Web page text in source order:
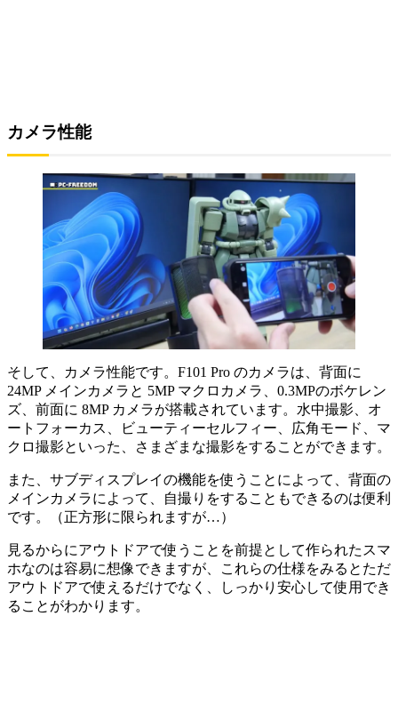
カメラ性能
そして、カメラ性能です。F101 Pro のカメラは、背面に
24MP メインカメラと 5MP マクロカメラ、0.3MPのボケレン
ズ、前面に 8MP カメラが搭載されています。水中撮影、オ
ートフォーカス、ビューティーセルフィー、広角モード、マ
クロ撮影といった、さまざまな撮影をすることができます。
また、サブディスプレイの機能を使うことによって、背面の
メインカメラによって、自撮りをすることもできるのは便利
です。（正方形に限られますが…）
見るからにアウトドアで使うことを前提として作られたスマ
ホなのは容易に想像できますが、これらの仕様をみるとただ
アウトドアで使えるだけでなく、しっかり安心して使用でき
ることがわかります。